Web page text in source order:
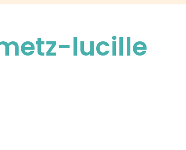
lucille